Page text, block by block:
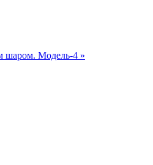
шаром. Модель-4 »